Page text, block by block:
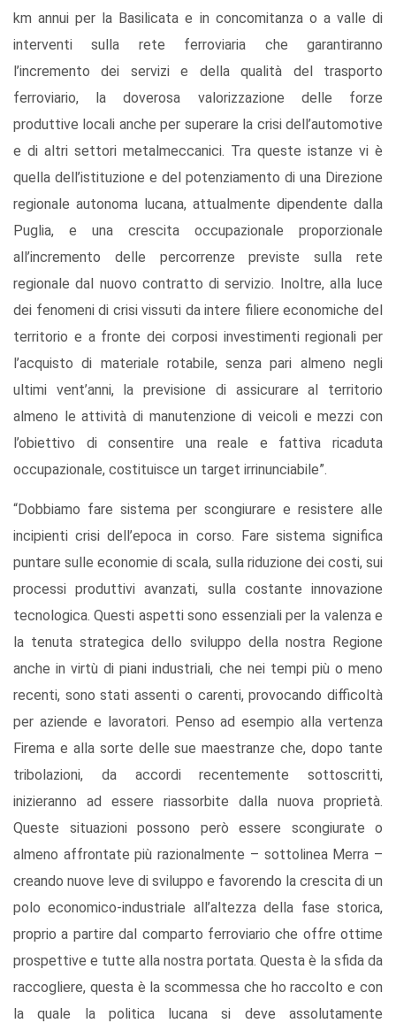
km annui per la Basilicata e in concomitanza o a valle di
interventi sulla rete ferroviaria che garantiranno
l’incremento dei servizi e della qualità del trasporto
ferroviario, la doverosa valorizzazione delle forze
produttive locali anche per superare la crisi dell’automotive
e di altri settori metalmeccanici. Tra queste istanze vi è
quella dell’istituzione e del potenziamento di una Direzione
regionale autonoma lucana, attualmente dipendente dalla
Puglia, e una crescita occupazionale proporzionale
all’incremento delle percorrenze previste sulla rete
regionale dal nuovo contratto di servizio. Inoltre, alla luce
dei fenomeni di crisi vissuti da intere filiere economiche del
territorio e a fronte dei corposi investimenti regionali per
l’acquisto di materiale rotabile, senza pari almeno negli
ultimi vent’anni, la previsione di assicurare al territorio
almeno le attività di manutenzione di veicoli e mezzi con
l’obiettivo di consentire una reale e fattiva ricaduta
occupazionale, costituisce un target irrinunciabile”.
“Dobbiamo fare sistema per scongiurare e resistere alle
incipienti crisi dell’epoca in corso. Fare sistema significa
puntare sulle economie di scala, sulla riduzione dei costi, sui
processi produttivi avanzati, sulla costante innovazione
tecnologica. Questi aspetti sono essenziali per la valenza e
la tenuta strategica dello sviluppo della nostra Regione
anche in virtù di piani industriali, che nei tempi più o meno
recenti, sono stati assenti o carenti, provocando difficoltà
per aziende e lavoratori. Penso ad esempio alla vertenza
Firema e alla sorte delle sue maestranze che, dopo tante
tribolazioni, da accordi recentemente sottoscritti,
inizieranno ad essere riassorbite dalla nuova proprietà.
Queste situazioni possono però essere scongiurate o
almeno affrontate più razionalmente – sottolinea Merra –
creando nuove leve di sviluppo e favorendo la crescita di un
polo economico-industriale all’altezza della fase storica,
proprio a partire dal comparto ferroviario che offre ottime
prospettive e tutte alla nostra portata. Questa è la sfida da
raccogliere, questa è la scommessa che ho raccolto e con
la quale la politica lucana si deve assolutamente